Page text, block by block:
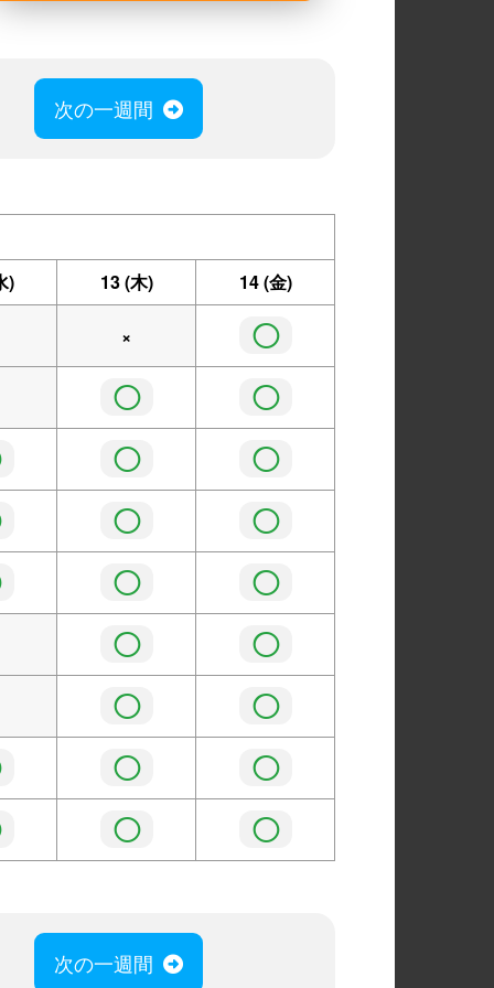
次の一週間
) 13(木) 14(金)
×
◯
◯
◯
◯
◯
◯
◯
◯
◯
◯
◯
◯
◯
◯
◯
◯ ◯
次の一週間